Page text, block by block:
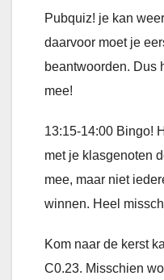
Pubquiz! je kan
daarvoor moet je
beantwoorden. Dus
mee!
13:15-14:00 Bingo!
met je klasgenoten
mee, maar niet
winnen. Heel
Kom naar de kerst
C0.23. Misschien